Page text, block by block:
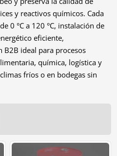
y reactivos químicos. Cada
0 °C a 120 °C, instalación de
eficiente,
B2B ideal para procesos
química, logística y
fríos o en bodegas sin